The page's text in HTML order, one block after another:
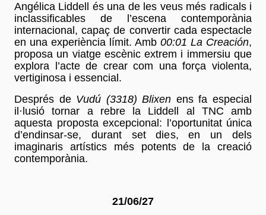
Angélica Liddell és una de les veus més radicals i
inclassificables de l’escena contemporània
internacional, capaç de convertir cada espectacle
en una experiència límit. Amb 00:01 La Creación,
proposa un viatge escènic extrem i immersiu que
explora l’acte de crear com una força violenta,
vertiginosa i essencial.
Després de Vudú (3318) Blixen ens fa especial
il·lusió tornar a rebre la Liddell al TNC amb
aquesta proposta excepcional: l’oportunitat única
d’endinsar-se, durant set dies, en un dels
imaginaris artístics més potents de la creació
contemporània.
21/06/27